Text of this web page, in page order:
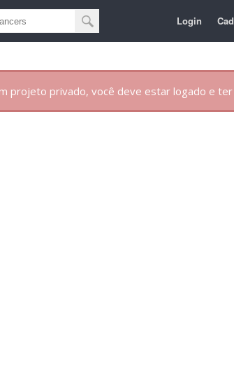
Login
projeto privado, você deve estar logado e ter